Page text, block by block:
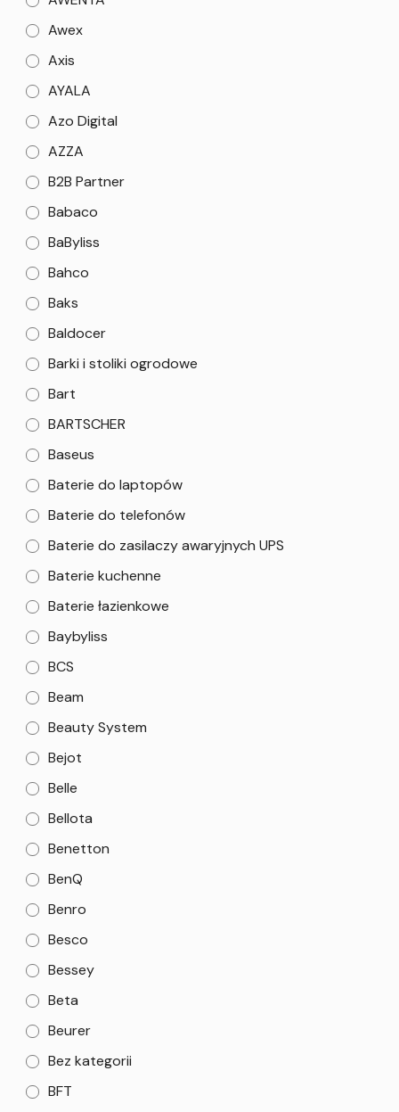
Awex
Axis
AYALA
Azo Digital
AZZA
B2B Partner
Babaco
BaByliss
Bahco
Baks
Baldocer
Barki i stoliki ogrodowe
Bart
BARTSCHER
Baseus
Baterie do laptopów
Baterie do telefonów
Baterie do zasilaczy awaryjnych UPS
Baterie kuchenne
Baterie łazienkowe
Baybyliss
BCS
Beam
Beauty System
Bejot
Belle
Bellota
Benetton
BenQ
Benro
Besco
Bessey
Beta
Beurer
Bez kategorii
BFT